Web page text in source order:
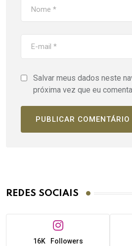
Salvar meus dados neste
próxima vez que eu
REDES SOCIAIS
16K Followers